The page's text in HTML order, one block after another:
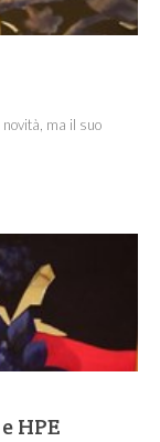
novità, ma il suo
HPE